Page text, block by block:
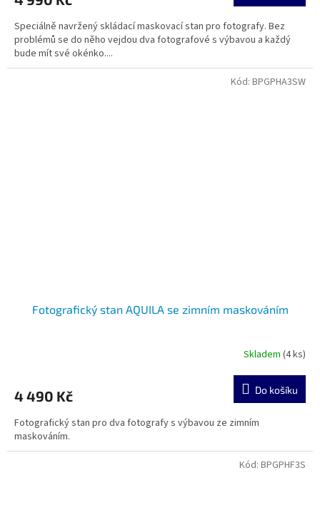
Speciálně navržený skládací maskovací stan pro fotografy. Bez
problémů se do něho vejdou dva fotografové s výbavou a každý
bude mít své okénko....
Fotografický stan AQUILA se zimním maskováním
Skladem (4 ks)
4 490 Kč Do košíku
Fotografický stan pro dva fotografy s výbavou ze zimním
maskováním.
Kód: BPGPHA3SW
Kód: BPGPHF3S